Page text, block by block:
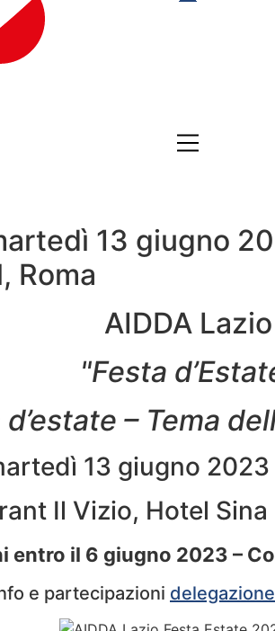
13 giugno
Roma
AIDDA Lazio
"Festa
d’estate – Tema
13 giugno
Il Vizio, Hotel
entro il 6 giugno 2023 –
e partecipazioni